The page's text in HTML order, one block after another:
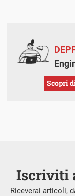
Scopri
Iscriviti
Riceverai articoli,